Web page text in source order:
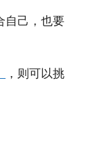
自己，也要
，则可以挑